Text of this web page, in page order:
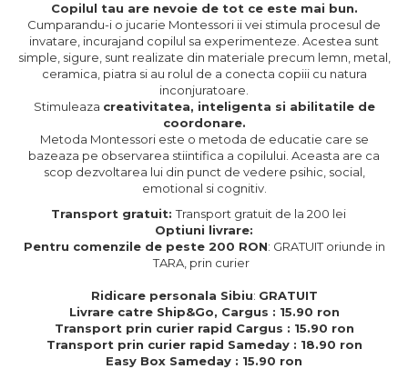
Aromaterapie
Papioane din lemn
Decoratiuni pentru casa
Genti si portofele barbati din
Cadouri de Paste
Produse personalizate pentru
Martisoare
Cadouri personalizate pentru
Cadouri pentru profesori
Cadouri pentru parinti
Cadouri pentru EA
Cadouri pentru EL
Copilul tau are nevoie de tot ce este mai bun.
Cumparandu-i o jucarie Montessori ii vei stimula procesul de
invatare, incurajand copilul sa experimenteze. Acestea sunt
simple, sigure, sunt realizate din materiale precum lemn, metal,
ceramica, piatra si au rolul de a conecta copiii cu natura
inconjuratoare.
Stimuleaza creativitatea, inteligenta si abilitatile de
coordonare.
Metoda Montessori este o metoda de educatie care se
bazeaza pe observarea stiintifica a copilului. Aceasta are ca
scop dezvoltarea lui din punct de vedere psihic, social,
emotional si cognitiv.
Transport gratuit:Transport gratuit de la 200 lei
Optiuni livrare:
Pentru comenzile de peste 200 RON: GRATUIT oriunde in
TARA, prin curier
Ridicare personala Sibiu: GRATUIT
Livrare catre Ship&Go, Cargus : 15.90 ron
Transport prin curier rapid Cargus : 15.90 ron
Transport prin curier rapid Sameday : 18.90 ron
Easy Box Sameday : 15.90 ron